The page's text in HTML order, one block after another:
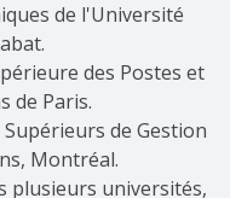
de l'Université
des Postes et
de Paris.
de Gestion
Montréal.
plusieurs universités,